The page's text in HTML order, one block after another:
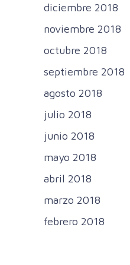
diciembre 2018
noviembre 2018
octubre 2018
septiembre 2018
agosto 2018
julio 2018
junio 2018
mayo 2018
abril 2018
marzo 2018
febrero 2018